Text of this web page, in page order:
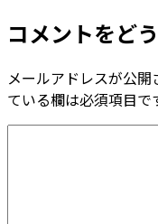
コメントをど
メールアドレスが公開
ている欄は必須項目で